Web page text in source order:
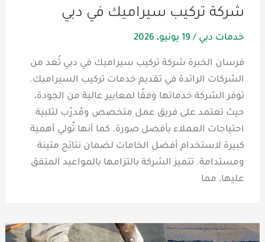
شركة تركيب سيراميك في دبي
خدمات دبي / 19 يونيو، 2026
فرسان الخبرة شركة تركيب سيراميك في دبي تُعد من
الشركات الرائدة في تقديم خدمات تركيب السيراميك.
توفر الشركة خدماتها وفقًا لمعايير عالية من الجودة،
حيث تعتمد على فريق عمل متخصص ومُدرّب لتلبية
احتياجات العملاء بأفضل صورة. كما أنها تُولي أهمية
كبيرة لاستخدام أفضل الخامات لضمان نتائج متينة
ومستدامة. تتميز الشركة بالتزامها بالمواعيد المتفق
عليها، مما